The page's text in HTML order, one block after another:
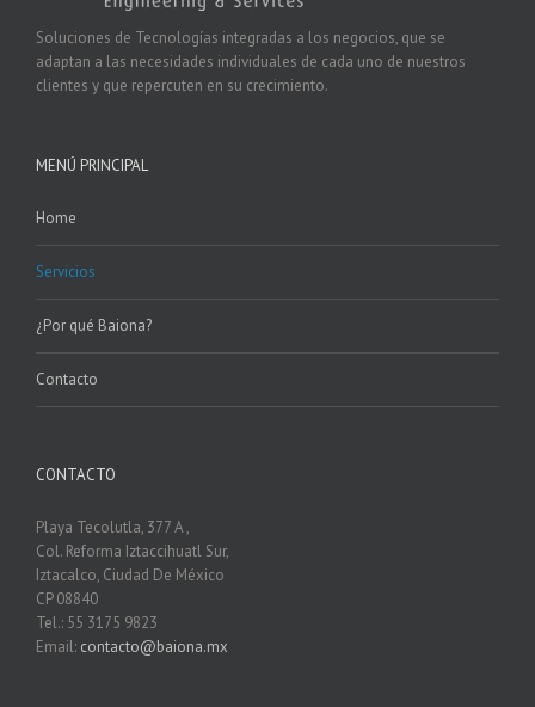
Soluciones de Tecnologías integradas a los negocios, que se
adaptan a las necesidades individuales de cada uno de nuestros
clientes y que repercuten en su crecimiento.
MENÚ PRINCIPAL
Home
Servicios
¿Por qué Baiona?
Contacto
CONTACTO
Playa Tecolutla, 377 A ,
Col. Reforma Iztaccihuatl Sur,
Iztacalco, Ciudad De México
CP 08840
Tel.: 55 3175 9823
Email: contacto@baiona.mx